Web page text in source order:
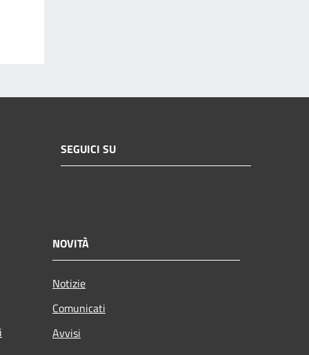
SEGUICI SU
NOVITÀ
Notizie
Comunicati
Avvisi